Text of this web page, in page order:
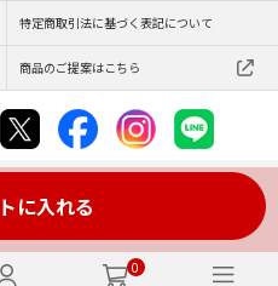
0
に入れる
特定商取引法に基づく表記について
商品のご提案はこちら